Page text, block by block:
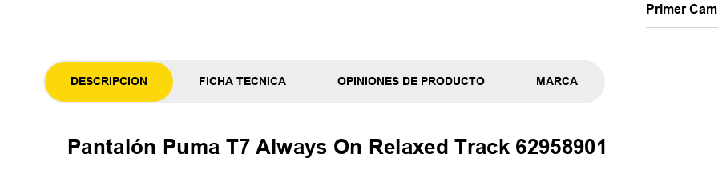
Primer
DESCRIPCION FICHA TECNICA OPINIONES DE PRODUCTO MARCA
Pantalón Puma T7 Always On Relaxed Track 62958901